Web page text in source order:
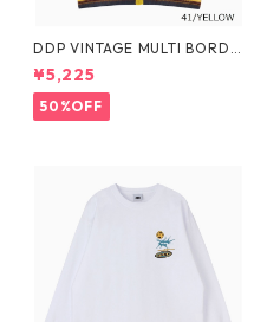
DDP VINTAGE MULTI BORDE
R KNIT CARDIGAN
¥5,225
50%OFF